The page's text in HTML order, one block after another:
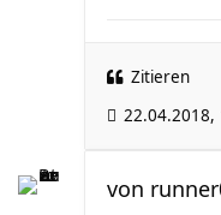
Zitieren
22.04.2018,
von